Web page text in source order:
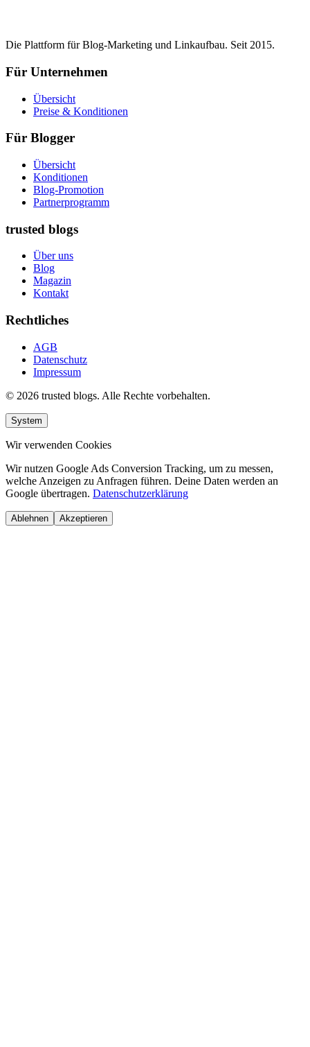
Die Plattform für Blog-Marketing und Linkaufbau. Seit 2015.
Für Unternehmen
Übersicht
Preise & Konditionen
Für Blogger
Übersicht
Konditionen
Blog-Promotion
Partnerprogramm
trusted blogs
Über uns
Blog
Magazin
Kontakt
Rechtliches
AGB
Datenschutz
Impressum
© 2026 trusted blogs. Alle Rechte vorbehalten.
System
Wir verwenden Cookies
Wir nutzen Google Ads Conversion Tracking, um zu messen,
welche Anzeigen zu Anfragen führen. Deine Daten werden an
Google übertragen. Datenschutzerklärung
Ablehnen Akzeptieren